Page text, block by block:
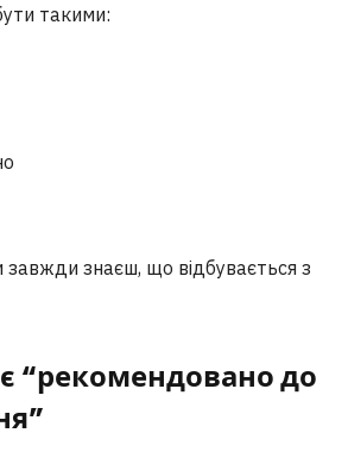
такими:
знаєш, що відбувається з
“рекомендовано до